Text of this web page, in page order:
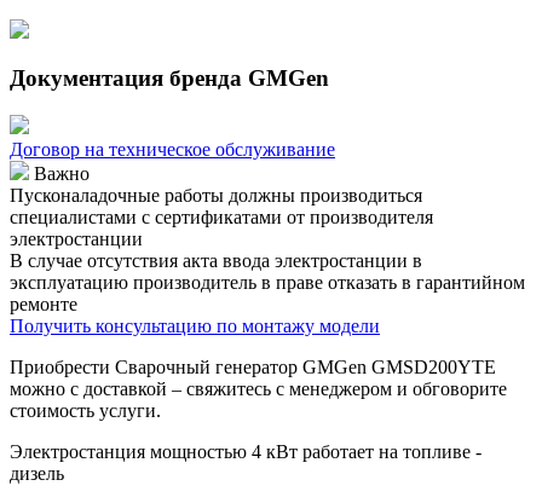
Документация бренда GMGen
Договор на техническое обслуживание
Важно
Пусконаладочные работы должны производиться
специалистами с сертификатами от производителя
электростанции
В случае отсутствия акта ввода электростанции в
эксплуатацию производитель в праве отказать в гарантийном
ремонте
Получить консультацию по монтажу модели
Приобрести Сварочный генератор GMGen GMSD200YTE
можно с доставкой – свяжитесь с менеджером и обговорите
стоимость услуги.
Электростанция мощностью 4 кВт работает на топливе -
дизель